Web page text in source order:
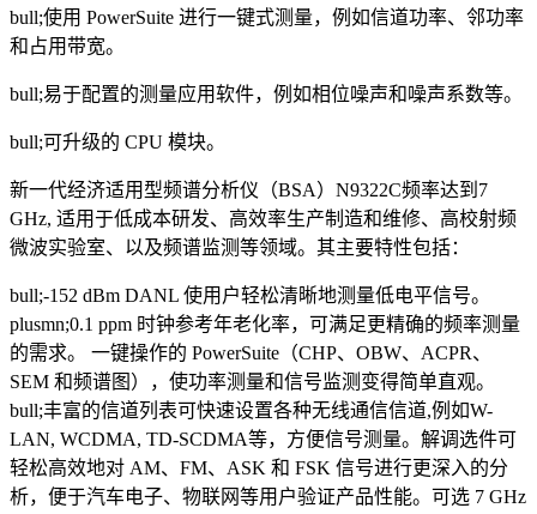
bull;使用 PowerSuite 进行一键式测量，例如信道功率、邻功率
和占用带宽。
bull;易于配置的测量应用软件，例如相位噪声和噪声系数等。
bull;可升级的 CPU 模块。
新一代经济适用型频谱分析仪（BSA）N9322C频率达到7
GHz, 适用于低成本研发、高效率生产制造和维修、高校射频
微波实验室、以及频谱监测等领域。其主要特性包括：
bull;-152 dBm DANL 使用户轻松清晰地测量低电平信号。
plusmn;0.1 ppm 时钟参考年老化率，可满足更精确的频率测量
的需求。 一键操作的 PowerSuite（CHP、OBW、ACPR、
SEM 和频谱图），使功率测量和信号监测变得简单直观。
bull;丰富的信道列表可快速设置各种无线通信信道,例如W-
LAN, WCDMA, TD-SCDMA等，方便信号测量。解调选件可
轻松高效地对 AM、FM、ASK 和 FSK 信号进行更深入的分
析，便于汽车电子、物联网等用户验证产品性能。可选 7 GHz